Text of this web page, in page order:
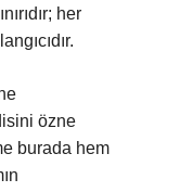
her
özne
burada hem